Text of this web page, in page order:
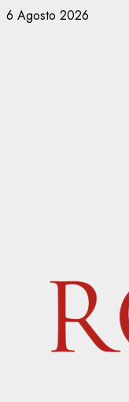
Vai
6 Agosto 2026